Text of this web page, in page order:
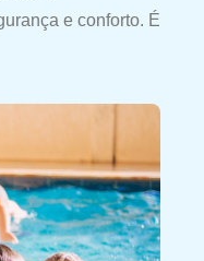
e conforto. É